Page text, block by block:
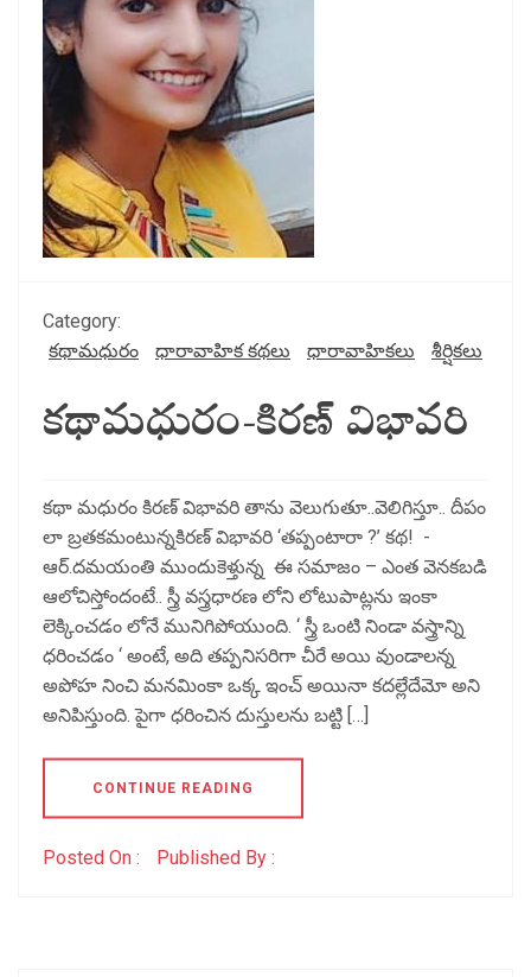
Category:
కథామధురం
ధారావాహిక కథలు ధారావాహికలు శీర్షికలు
కథామధురం-కిరణ్ విభావరి
కథా మధురం కిరణ్ విభావరి తాను వెలుగుతూ..వెలిగిస్తూ.. దీపం
లా బ్రతకమంటున్నకిరణ్ విభావరి ‘తప్పంటారా ?’ కథ! -
ఆర్.దమయంతి ముందుకెళ్తున్న ఈ సమాజం – ఎంత వెనకబడి
ఆలోచిస్తోందంటే.. స్త్రీ వస్త్రధారణ లోని లోటుపాట్లను ఇంకా
లెక్కించడం లోనే మునిగిపోయుంది. ‘ స్త్రీ ఒంటి నిండా వస్త్రాన్ని
ధరించడం ‘ అంటే, అది తప్పనిసరిగా చీరే అయి వుండాలన్న
అపోహ నించి మనమింకా ఒక్క ఇంచ్ అయినా కదల్లేదేమో అని
అనిపిస్తుంది. పైగా ధరించిన దుస్తులను బట్టి […]
CONTINUE READING
Posted On : Published By :